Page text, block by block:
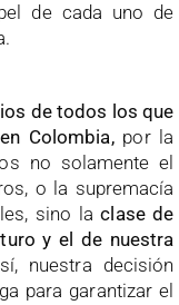
de cada uno de
de todos los que
Colombia, por la
no solamente el
o la supremacía
sino laclase de
y el de nuestra
nuestra decisión
para garantizar el